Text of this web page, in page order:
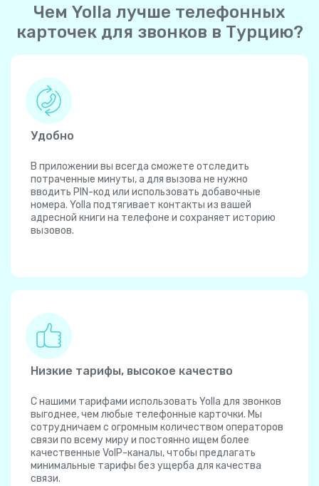
Чем Yolla лучше телефонных
карточек для звонков в Турцию?
Удобно
В приложении вы всегда сможете отследить
потраченные минуты, а для вызова не нужно
вводить PIN-код или использовать добавочные
номера. Yolla подтягивает контакты из вашей
адресной книги на телефоне и сохраняет историю
вызовов.
Низкие тарифы, высокое качество
С нашими тарифами использовать Yolla для звонков
выгоднее, чем любые телефонные карточки. Мы
сотрудничаем с огромным количеством операторов
связи по всему миру и постоянно ищем более
качественные VoIP-каналы, чтобы предлагать
минимальные тарифы без ущерба для качества
связи.